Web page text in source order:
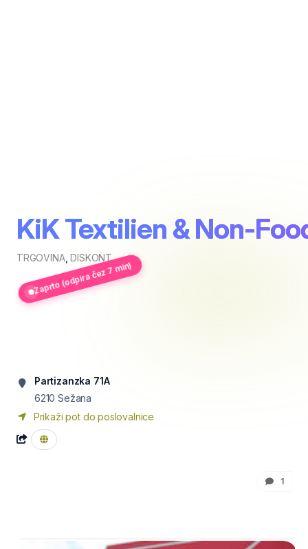
KiK Textilien & Non-
TRGOVINA,DISKONT
Zaprto (odpira čez 7 min)
Partizanzka 71A
6210 Sežana
Prikaži pot do poslovalnice
1